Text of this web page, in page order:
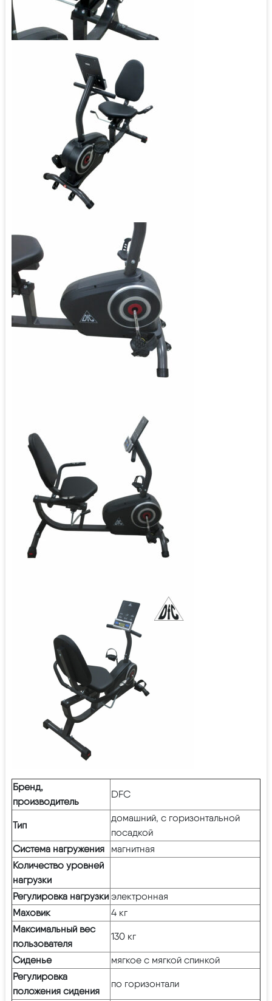
Бренд,
производитель
DFC
Тип
домашний, с горизонтальной
посадкой
Система нагружения
магнитная
Количество уровней
нагрузки
Регулировка нагрузки электронная
Маховик
4 кг
Максимальный вес
пользователя
130 кг
Сиденье
мягкое с мягкой спинкой
Регулировка
положения сидения
по горизонтали